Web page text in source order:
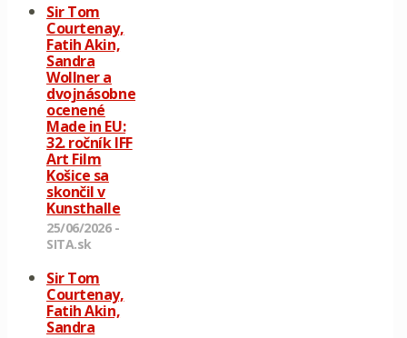
Sir Tom
Courtenay,
Fatih Akin,
Sandra
Wollner a
dvojnásobne
ocenené
Made in EU:
32. ročník IFF
Art Film
Košice sa
skončil v
Kunsthalle
25/06/2026 -
SITA.sk
Sir Tom
Courtenay,
Fatih Akin,
Sandra